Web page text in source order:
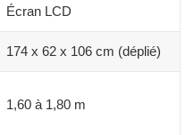
Écran LCD
174 x 62 x 106 cm (déplié)
1,60 à 1,80 m